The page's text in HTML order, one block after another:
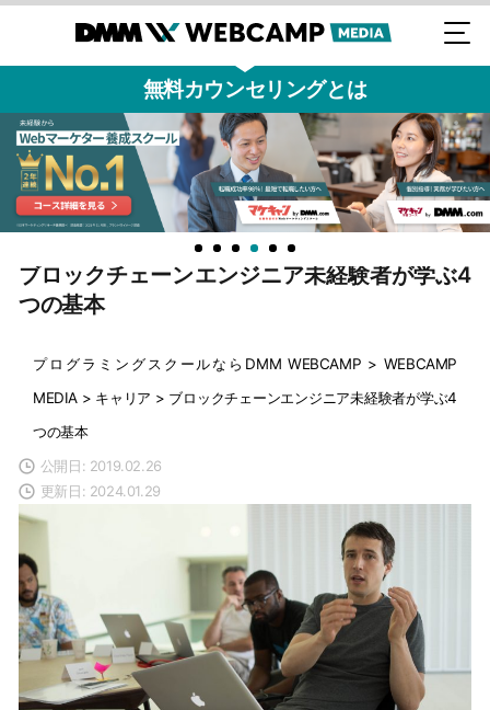
無料カウンセリングとは
ブロックチェーンエンジニア未経験者が学ぶ4
つの基本
プログラミングスクールならDMM WEBCAMP > WEBCAMP
MEDIA > キャリア > ブロックチェーンエンジニア未経験者が学ぶ4
つの基本
公開日: 2019.02.26
更新日: 2024.01.29